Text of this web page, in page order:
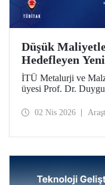
Düşük
Hedefleyen
TÜBİTAK İkili
İTÜ Metalurji ve
üyesi Prof. Dr.
Akademisi (BAS) ile
02 Nis 2026